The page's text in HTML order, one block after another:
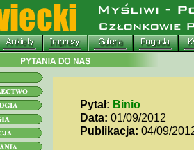
Pytał: Binio
Data: 01/09/2012
Publikacja: 04/09/